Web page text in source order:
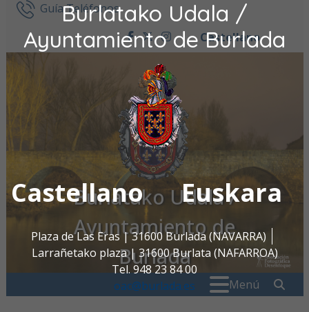
Burlatako Udala /
Ayuntamiento de Burlada
Castellano Euskara
Plaza de Las Eras | 31600 Burlada (NAVARRA)
Larrañetako plaza | 31600 Burlata (NAFARROA)
Tel. 948 23 84 00
oac@burlada.es
Ir al contenidoGuía Teléfonos
facebook
twitter
instagram
Castellano
Burlatako Udala /
Ayuntamiento de
Burlada
Menú